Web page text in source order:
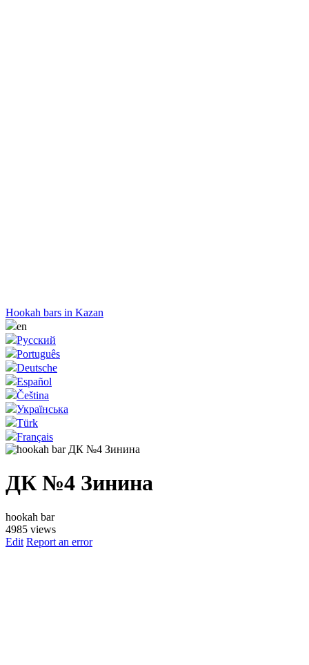
Hookah bars in Kazan
en
Русский
Português
Deutsche
Español
Čeština
Українська
Türk
Français
ДК №4 Зинина
hookah bar
4985 views
Edit Report an error